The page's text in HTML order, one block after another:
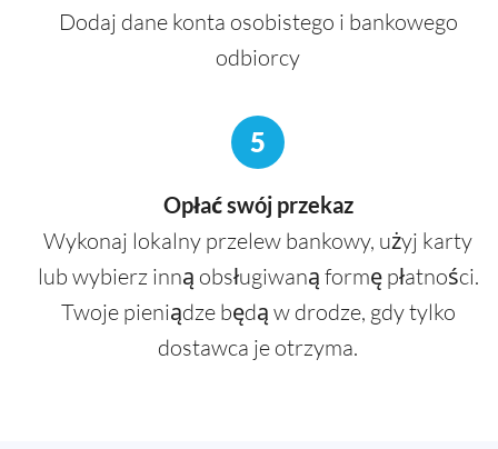
Dodaj dane konta osobistego i bankowego
odbiorcy
5
Opłać swój przekaz
Wykonaj lokalny przelew bankowy, użyj karty
lub wybierz inną obsługiwaną formę płatności.
Twoje pieniądze będą w drodze, gdy tylko
dostawca je otrzyma.